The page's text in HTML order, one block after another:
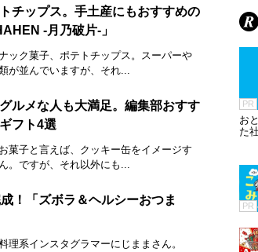
チップス。手土産にもおすすめの
-月乃破片-」
ック菓子、ポテトチップス。スーパーや
が並んでいますが、それ...
ルメな人も大満足。編集部おすす
フト4選
菓子と言えば、クッキー缶をイメージす
。ですが、それ以外にも...
！「ズボラ＆ヘルシーおつま
理系インスタグラマーにじままさん。
PR
お
た
PR